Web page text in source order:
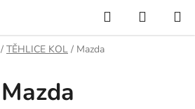
Hledat
KOŠÍK
/ TĚHLICE KOL / Mazda
Mazda